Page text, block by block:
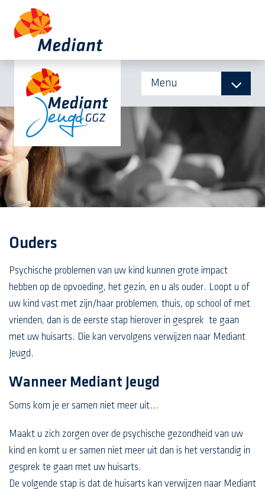
Menu
Ouders
Psychische problemen van uw kind kunnen grote impact
hebben op de opvoeding, het gezin, en u als ouder. Loopt u of
uw kind vast met zijn/haar problemen, thuis, op school of met
vrienden, dan is de eerste stap hierover in gesprek te gaan
met uw huisarts. Die kan vervolgens verwijzen naar Mediant
Jeugd.
Wanneer Mediant Jeugd
Soms kom je er samen niet meer uit...
Maakt u zich zorgen over de psychische gezondheid van uw
kind en komt u er samen niet meer uit dan is het verstandig in
gesprek te gaan met uw huisarts.
De volgende stap is dat de huisarts kan verwijzen naar Mediant